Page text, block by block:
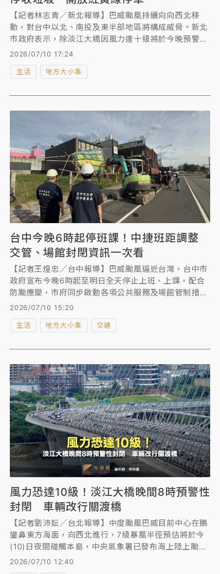
【記者林志青／新北報導】巴威颱風持續向向西北移
動，對台中以北、南投及東半部地區將構成威脅。新北
市政府表示，除淡江大橋因風力達十級將於今晚預警性
封閉外，包括十分瀑布公園、三貂嶺生態友善隧道、猴
線及172所學校開放停車，同時路邊停車格暫停收費。
2026/07/10 17:24
生活 地方大小事
台中今晚6時起停班課！中捷班距調整
交管、場館封閉資訊一次看
【記者王煌忠／台中報導】巴威颱風逼近台灣，台中市
政府宣布今晚6時起至明日全天停止上班、上課，配合
防颱應變，市府同步啟動各項公共服務及場館管制措
施，包括垃圾停止收運、YouBike暫停營運、小黃公車
及幸福巴士停駛、部分公車調整班距，文化、運動及觀
光場館也陸續關閉，並封閉山區步道、海邊及警戒區
2026/07/10 15:20
生活 地方大小事 交通
風力恐達10級！淡江大橋晚間8時預警性
封閉 車輛改行關渡橋
【記者劉沛妘／台北報導】中度颱風巴威目前中心在鵝
鑾鼻東方海面，向西北進行，7級暴風半徑預估將於今
(10)日夜間碰觸本島，中央氣象署已發布海上陸上颱風
警報，北部山區、濱海省道及快速公路都位於警戒範
2026/07/10 12:40